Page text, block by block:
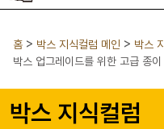
홈 박스 지식컬럼 메인
박스
박스 업그레이드를 위한 고급 종
박스 지식컬럼